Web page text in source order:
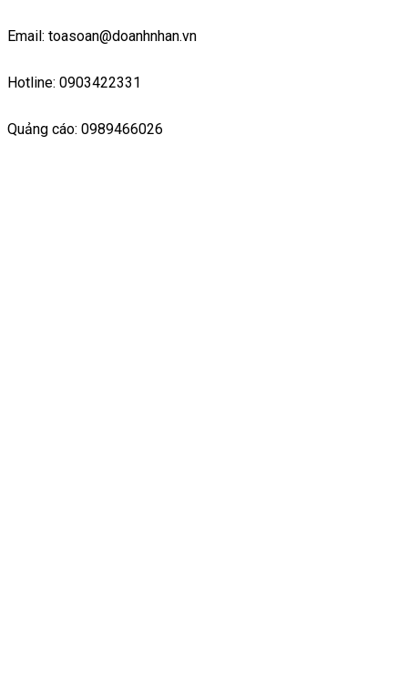
Email: toasoan@doanhnhan.vn
Hotline: 0903422331
Quảng cáo: 0989466026